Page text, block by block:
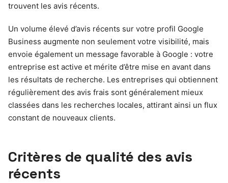
trouvent les avis récents.
Un volume élevé d’avis récents sur votre profil Google
Business augmente non seulement votre visibilité, mais
envoie également un message favorable à Google : votre
entreprise est active et mérite d’être mise en avant dans
les résultats de recherche. Les entreprises qui obtiennent
régulièrement des avis frais sont généralement mieux
classées dans les recherches locales, attirant ainsi un flux
constant de nouveaux clients.
Critères de qualité des avis
récents